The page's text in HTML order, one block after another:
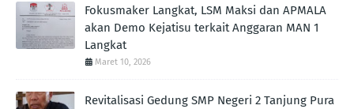
Fokusmaker Langkat, LSM Maksi dan APMALA
akan Demo Kejatisu terkait Anggaran MAN 1
Langkat
Maret 10, 2026
Revitalisasi Gedung SMP Negeri 2 Tanjung Pura